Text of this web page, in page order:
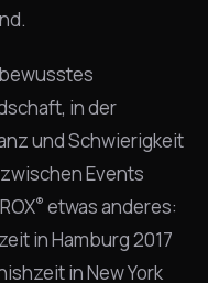
in der
und Schwierigkeit
Events
® etwas anderes:
in Hamburg 2017
in New York